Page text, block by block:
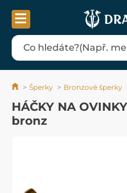
Šperky Bronzové šperky
HÁČKY NA
bronz